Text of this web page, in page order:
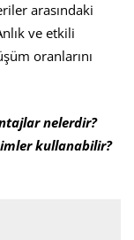
arasındaki
ve etkili
oranlarını
nelerdir?
kullanabilir?